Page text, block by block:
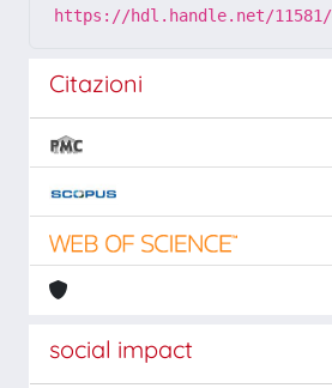
https://hdl.handle.net/11581/
Citazioni
social impact